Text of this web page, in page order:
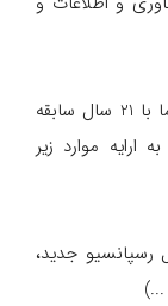
در نمایشگاه الکامپ شرکت دانش بنیان سیگما با 21 سال سابقه
ارایه موارد زیر
جدید،